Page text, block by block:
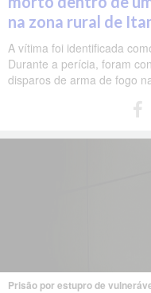
na zona rural de
A vítima foi identificada
Durante a perícia, foram
disparos de arma de fogo
Prisão por estupro de